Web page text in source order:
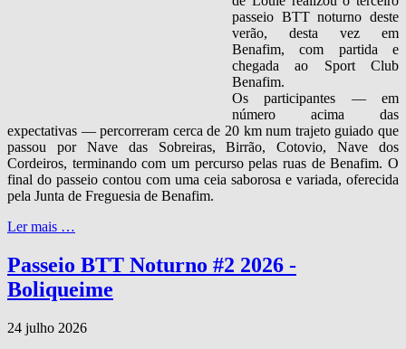
passeio BTT noturno deste
verão, desta vez em
Benafim, com partida e
chegada ao Sport Club
Benafim.
Os participantes — em
número acima das
expectativas — percorreram cerca de 20 km num trajeto guiado que
passou por Nave das Sobreiras, Birrão, Cotovio, Nave dos
Cordeiros, terminando com um percurso pelas ruas de Benafim. O
final do passeio contou com uma ceia saborosa e variada, oferecida
pela Junta de Freguesia de Benafim.
Ler mais …
Passeio BTT Noturno #2 2026 -
Boliqueime
24 julho 2026